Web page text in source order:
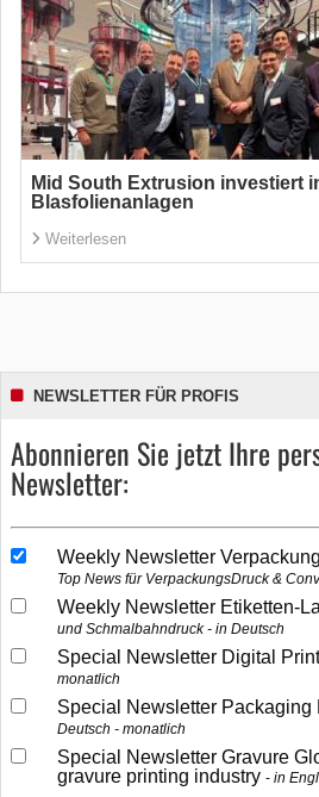
Mid South Extrusion investiert
Blasfolienanlagen
Weiterlesen
NEWSLETTER FÜR PROFIS
Abonnieren Sie jetzt Ihre
Newsletter:
Weekly Newsletter
Top News für VerpackungsDruck &
Weekly Newsletter Etiketten-
und Schmalbahndruck - in Deutsch
Special Newsletter Digital
monatlich
Special Newsletter Packaging
Deutsch - monatlich
Special Newsletter Gravure
gravure printing industry
in